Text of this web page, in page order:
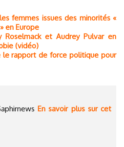
femmes issues des minorités «
en Europe
Roselmack et Audrey Pulvar en
(vidéo)
le rapport de force politique pour
En savoir plus sur cet